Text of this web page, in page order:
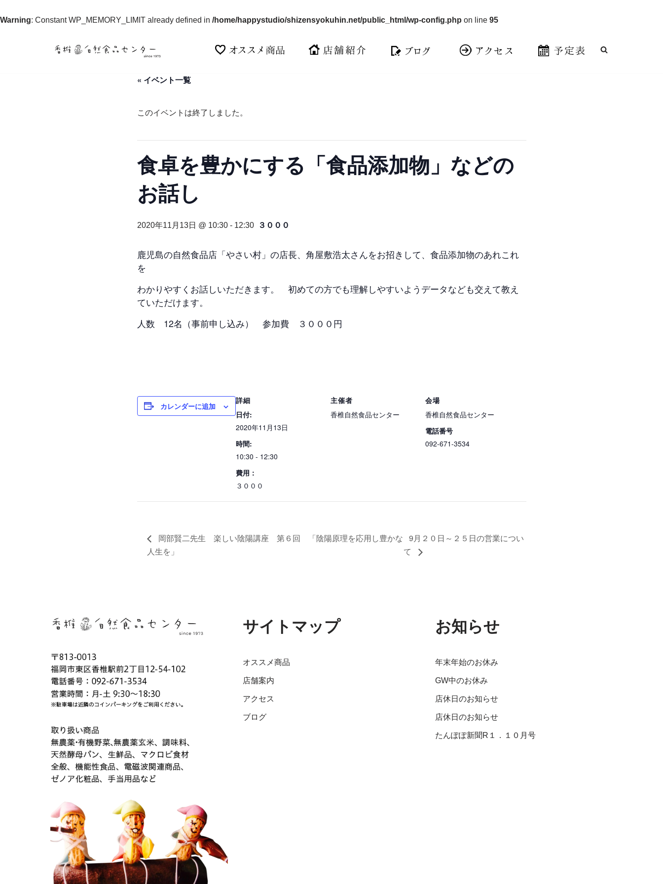
Warning: Constant WP_MEMORY_LIMIT already defined in /home/happystudio/shizensyokuhin.net/public_html/wp-config.php on line 95
« イベント一覧
このイベントは終了しました。
食卓を豊かにする「食品添加物」などの
お話し
2020年11月13日 @ 10:30- 12:30 ３０００
鹿児島の自然食品店「やさい村」の店長、角屋敷浩太さんをお招きして、食品添加物のあれこれ
を
わかりやすくお話しいただきます。 初めての方でも理解しやすいようデータなども交えて教え
ていただけます。
人数 12名（事前申し込み） 参加費 ３０００円
カレンダーに追加
詳細
日付:
2020年11月13日
時間:
10:30 - 12:30
費用：
３０００
主催者
香椎自然食品センター
会場
香椎自然食品センター
電話番号
092-671-3534
岡部賢二先生 楽しい陰陽講座 第６回 「陰陽原理を応用し豊かな
人生を」
9月２０日～２５日の営業につい
て
サイトマップ
オススメ商品
店舗案内
アクセス
ブログ
お知らせ
年末年始のお休み
GW中のお休み
店休日のお知らせ
店休日のお知らせ
たんぽぽ新聞R１．１０月号